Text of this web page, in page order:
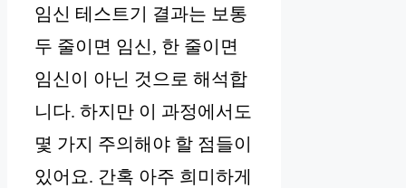
임신 테스트기 결과는 보통
두 줄이면 임신, 한 줄이면
임신이 아닌 것으로 해석합
니다. 하지만 이 과정에서도
몇 가지 주의해야 할 점들이
있어요. 간혹 아주 희미하게